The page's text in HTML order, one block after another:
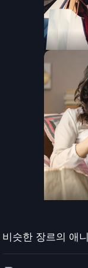
비슷한 장르의 애니